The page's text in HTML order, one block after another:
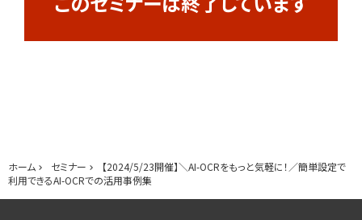
ホーム セミナー
【2024/5/23開催】＼AI-OCRをもっと気軽に！／簡単設定で
利用できるAI-OCRでの活用事例集